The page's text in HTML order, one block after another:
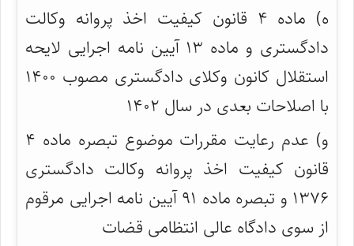
ه) ماده ۴ قانون کیفیت اخذ پروانه وکالت
دادگستری و ماده ۱۳ آیین نامه اجرایی لایحه
استقلال کانون وکلای دادگستری مصوب ۱۴۰۰
با اصلاحات بعدی در سال ۱۴۰۲
و) عدم رعایت مقررات موضوع تبصره ماده ۴
قانون کیفیت اخذ پروانه وکالت دادگستری
۱۳۷۶ و تبصره ماده ۹۱ آیین نامه اجرایی مرقوم
از سوی دادگاه عالی انتظامی قضات